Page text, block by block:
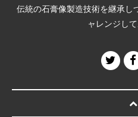
伝統の石膏像製造技術を継承し
ャレンジして